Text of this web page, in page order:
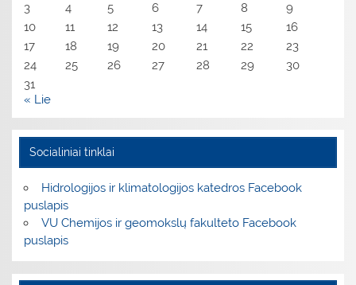
3
4 5 6 7 8
9
10
11 12 13 14 15
16
17
18 19 20 21 22
23
24
25 26 27 28 29
30
31
« Lie
Socialiniai tinklai
Hidrologijos ir klimatologijos katedros Facebook
puslapis
VU Chemijos ir geomokslų fakulteto Facebook
puslapis